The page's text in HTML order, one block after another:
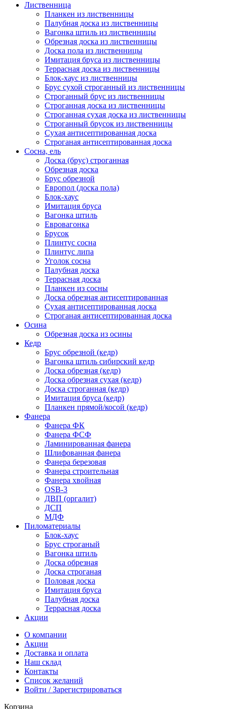
Лиственница
Планкен из лиственницы
Палубная доска из лиственницы
Вагонка штиль из лиственницы
Обрезная доска из лиственницы
Доска пола из лиственницы
Имитация бруса из лиственницы
Террасная доска из лиственницы
Блок-хаус из лиственницы
Брус сухой строганный из лиственницы
Строганный брус из лиственницы
Строганная доска из лиственницы
Строганная сухая доска из лиственницы
Строганный брусок из лиственницы
Сухая антисептированная доска
Строганая антисептированная доска
Сосна, ель
Доска (брус) строганная
Обрезная доска
Брус обрезной
Европол (доска пола)
Блок-хаус
Имитация бруса
Вагонка штиль
Евровагонка
Брусок
Плинтус сосна
Плинтус липа
Уголок сосна
Палубная доска
Террасная доска
Планкен из сосны
Доска обрезная антисептированная
Сухая антисептированная доска
Строганая антисептированная доска
Осина
Обрезная доска из осины
Кедр
Брус обрезной (кедр)
Вагонка штиль сибирский кедр
Доска обрезная (кедр)
Доска обрезная сухая (кедр)
Доска строганная (кедр)
Имитация бруса (кедр)
Планкен прямой/косой (кедр)
Фанера
Фанера ФК
Фанера ФСФ
Ламинированная фанера
Шлифованная фанера
Фанера березовая
Фанера строительная
Фанера хвойная
OSB-3
ДВП (оргалит)
ДСП
МДФ
Пиломатериалы
Блок-хаус
Брус строганый
Вагонка штиль
Доска обрезная
Доска строганая
Половая доска
Имитация бруса
Палубная доска
Террасная доска
Акции
О компании
Акции
Доставка и оплата
Наш склад
Контакты
Список желаний
Войти / Зарегистрироваться
Корзина